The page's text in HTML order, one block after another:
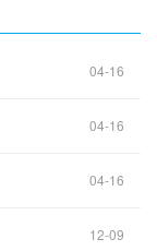
04-16
04-16
04-16
12-09